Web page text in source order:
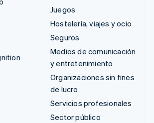
Juegos
Hostelería, viajes y ocio
Seguros
Medios de comunicación
y entretenimiento
Organizaciones sin fines
de lucro
Servicios profesionales
Sector público